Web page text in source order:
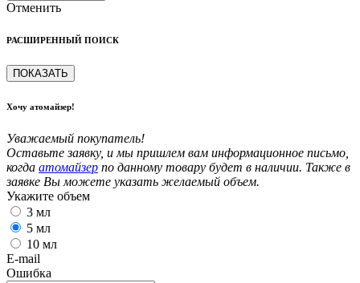
Отменить
РАСШИРЕННЫЙ ПОИСК
ПОКАЗАТЬ
Хочу атомайзер!
Уважаемый покупатель!
Оставьте заявку, и мы пришлем вам информационное письмо,
когда атомайзер по данному товару будет в наличии. Также в
заявке Вы можете указать желаемый объем.
Укажите объем
3 мл
5 мл
10 мл
E-mail
Ошибка